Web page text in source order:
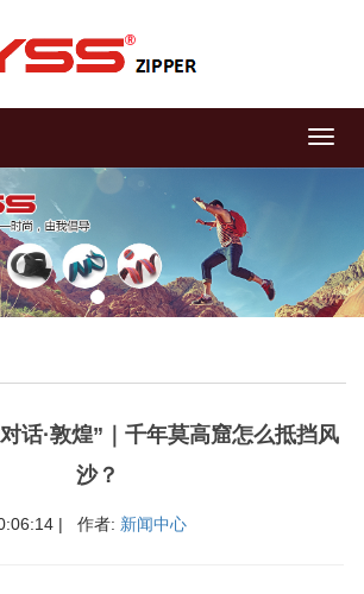
导
话·敦煌”｜千年莫高窟怎么抵挡风
沙？
| 作者: 新闻中心